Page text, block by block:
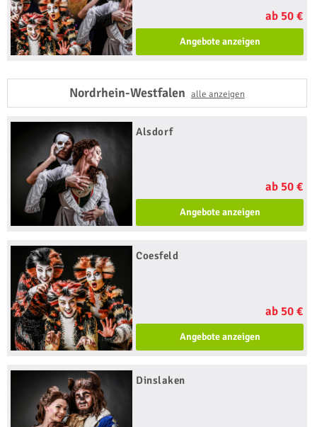
ab 50 €
Angebote anzeigen
Nordrhein-Westfalen alle anzeigen
Alsdorf
ab 50 €
Angebote anzeigen
Coesfeld
ab 50 €
Angebote anzeigen
Dinslaken